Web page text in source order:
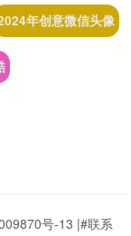
年创意微信头像
号-13 |#联系